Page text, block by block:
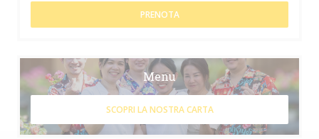
PRENOTA
Menu
SCOPRI LA NOSTRA CARTA